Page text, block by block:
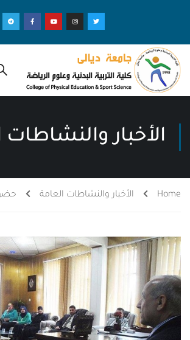
الأخبار والنشاطات
Home الأخبار والنشاطات العامة